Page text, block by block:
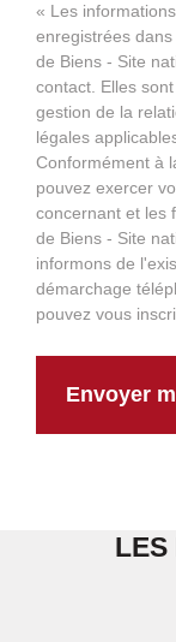
« Les
enregistrées
de Biens - Site
contact. Elles
gestion de la
légales
Conformément à
pouvez exercer
concernant et les
de Biens - Site
informons de
démarchage
pouvez vous
Envoyer
LES